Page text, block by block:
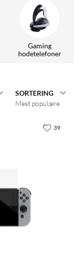
Gaming
hodetelefoner
SORTERING
Mest populære
39